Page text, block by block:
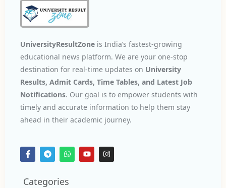
UniversityResultZone is India’s fastest-growing
educational news platform. We are your one-stop
destination for real-time updates on University
Results, Admit Cards, Time Tables, and Latest Job
Notifications. Our goal is to empower students with
timely and accurate information to help them stay
ahead in their academic journey.
Categories